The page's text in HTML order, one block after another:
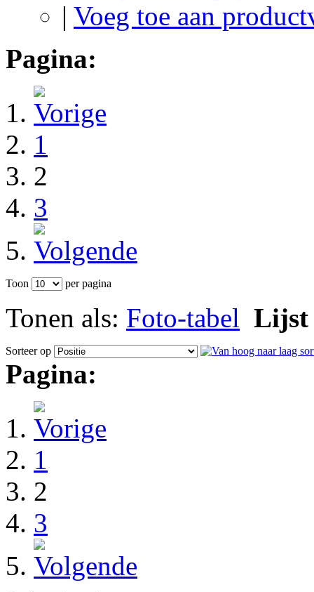
| Voeg toe aan
Pagina:
1
2
3
Toon per pagina
Tonen als: Foto-tabel Lijst
Sorteer op
Pagina:
1
2
3